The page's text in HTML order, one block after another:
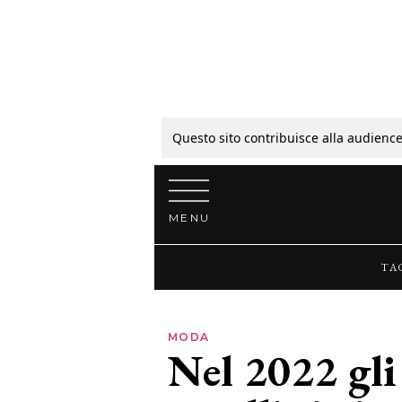
Questo sito contribuisce alla
Vai al contenuto
MENU
MODA
Nel 2022 gli